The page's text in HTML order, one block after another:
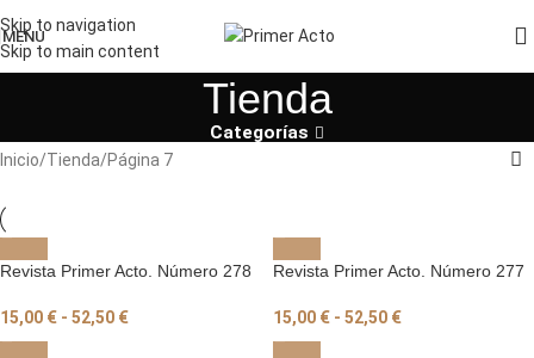
Skip to navigation
Skip to main content
MENU
Tienda
Categorías
Inicio Tienda Página 7
Revista Primer Acto. Número 278
15,00 € - 52,50 €
Revista Primer Acto. Número 277
15,00 € - 52,50 €